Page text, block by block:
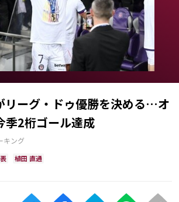
リーグ・ドゥ優勝を決める…オ
季2桁ゴール達成
キング
植田 直通